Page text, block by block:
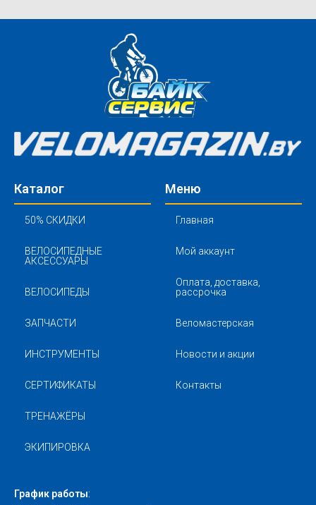
Каталог
50% СКИДКИ
ВЕЛОСИПЕДНЫЕ
АКСЕССУАРЫ
ВЕЛОСИПЕДЫ
ЗАПЧАСТИ
ИНСТРУМЕНТЫ
СЕРТИФИКАТЫ
ТРЕНАЖЁРЫ
ЭКИПИРОВКА
Меню
Главная
Мой аккаунт
Оплата, доставка,
рассрочка
Веломастерская
Новости и акции
Контакты
График работы: